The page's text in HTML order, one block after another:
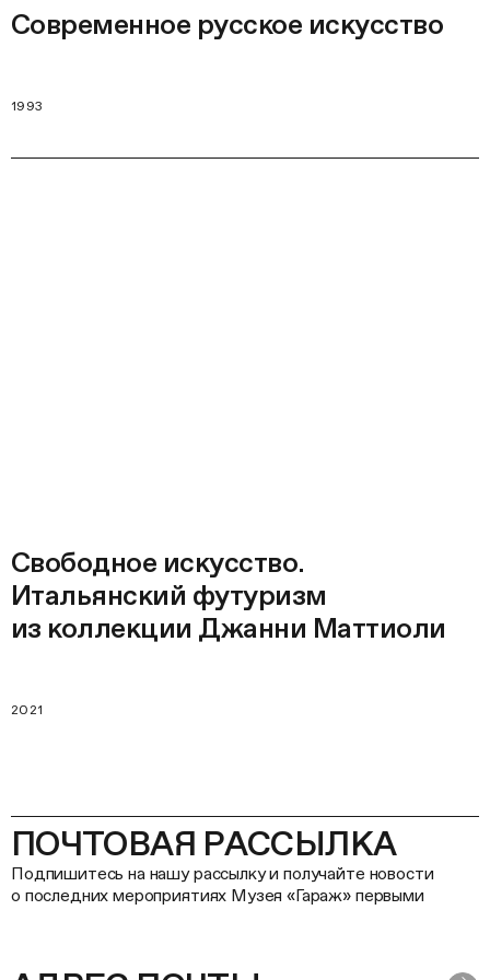
Современное русское искусство
1993
Свободное искусство.
Итальянский футуризм
из коллекции Джанни Маттиоли
2021
ПОЧТОВАЯ РАССЫЛКА
Подпишитесь на нашу рассылку и получайте новости
о последних мероприятиях Музея «Гараж» первыми